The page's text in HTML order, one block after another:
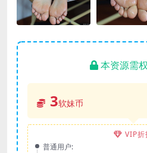
本资源需
3软妹币
VIP折
普通用户: